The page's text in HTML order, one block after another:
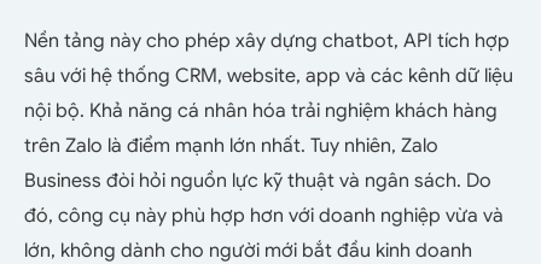
Nền tảng này cho phép xây dựng chatbot, API tích hợp
sâu với hệ thống CRM, website, app và các kênh dữ liệu
nội bộ. Khả năng cá nhân hóa trải nghiệm khách hàng
trên Zalo là điểm mạnh lớn nhất. Tuy nhiên, Zalo
Business đòi hỏi nguồn lực kỹ thuật và ngân sách. Do
đó, công cụ này phù hợp hơn với doanh nghiệp vừa và
lớn, không dành cho người mới bắt đầu kinh doanh